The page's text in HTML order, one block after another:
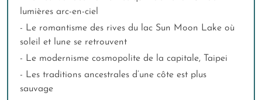
lumières arc-en-ciel
- Le romantisme des rives du lac Sun Moon Lake où
soleil et lune se retrouvent
- Le modernisme cosmopolite de la capitale, Taipei
- Les traditions ancestrales d’une côte est plus
sauvage